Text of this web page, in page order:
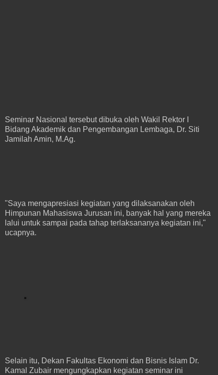
Seminar Nasional tersebut dibuka oleh Wakil Rektor I
Bidang Akademik dan Pengembangan Lembaga, Dr. Siti
Jamilah Amin, M.Ag.
"Saya mengapresiasi kegiatan yang dilaksanakan oleh
Himpunan Mahasiswa Jurusan ini, banyak hal yang mereka
lalui untuk sampai pada tahap terlaksananya kegiatan ini,"
ucapnya.
Selain itu, Dekan Fakultas Ekonomi dan Bisnis Islam Dr.
Kamal Zubair mengungkapkan kegiatan seminar ini